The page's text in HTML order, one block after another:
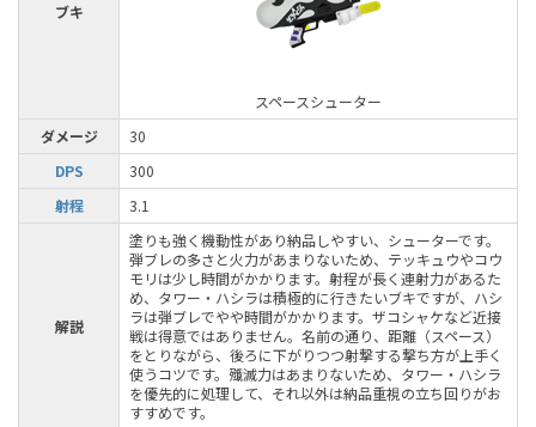
ブキ
スペースシューター
ダメージ
30
DPS
300
射程
3.1
解説
塗りも強く機動性があり納品しやすい、シューターです。
弾ブレの多さと火力があまりないため、テッキュウやコウ
モリは少し時間がかかります。射程が長く連射力があるた
め、タワー・ハシラは積極的に行きたいブキですが、ハシ
ラは弾ブレでやや時間がかかります。ザコシャケなど近接
戦は得意ではありません。名前の通り、距離（スペース）
をとりながら、後ろに下がりつつ射撃する撃ち方が上手く
使うコツです。殲滅力はあまりないため、タワー・ハシラ
を優先的に処理して、それ以外は納品重視の立ち回りがお
すすめです。